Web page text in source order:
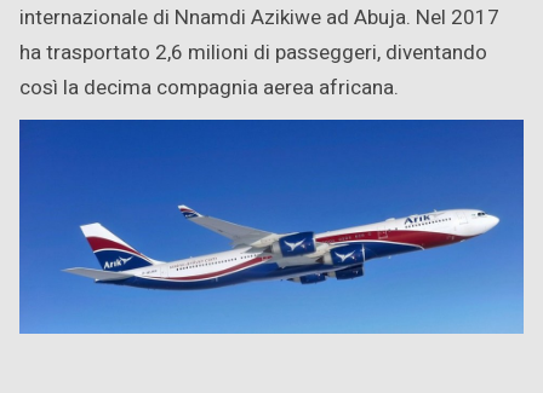
internazionale di Nnamdi Azikiwe ad Abuja. Nel 2017
ha trasportato 2,6 milioni di passeggeri, diventando
così la decima compagnia aerea africana.